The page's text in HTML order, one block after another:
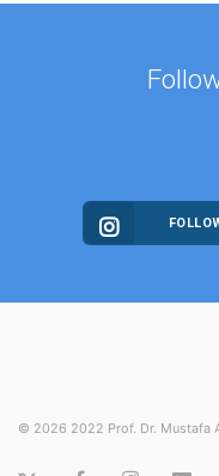
© 2026 2022 Prof. Dr. Mustafa